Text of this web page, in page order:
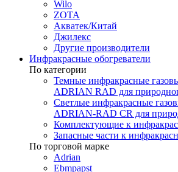
Wilo
ZOTA
Акватек/Китай
Джилекс
Другие производители
Инфракрасные обогреватели
По категории
Темные инфракрасные
ADRIAN RAD для
Светлые инфракрасные
ADRIAN-RAD CR для
Комплектующие к
Запасные части к
По торговой марке
Adrian
Ebmpapst